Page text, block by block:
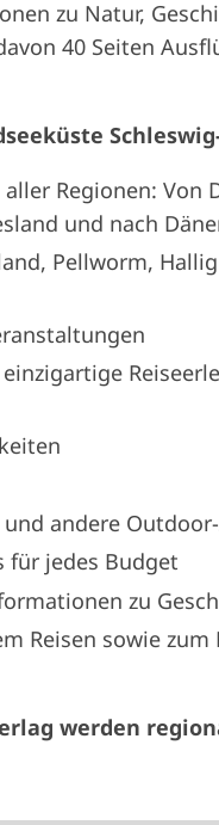
zu Natur,
40 Seiten
Regionen: Von
und nach
Pellworm,
andere
für jedes Budget
zu
Reisen sowie
werden